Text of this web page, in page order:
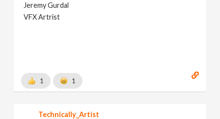
Jeremy Gurdal
VFX Artrist
1 1
Technically_Artist